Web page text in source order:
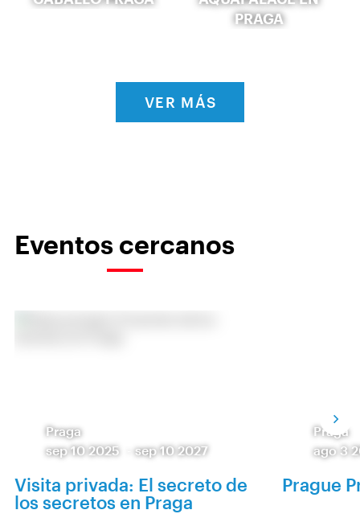
PRAGA
VER MÁS
Eventos cercanos
Praga
sep 10 2025
-sep 10 2027
Visita privada: El secreto de
los secretos en Praga
Praga
ago 3
Prague